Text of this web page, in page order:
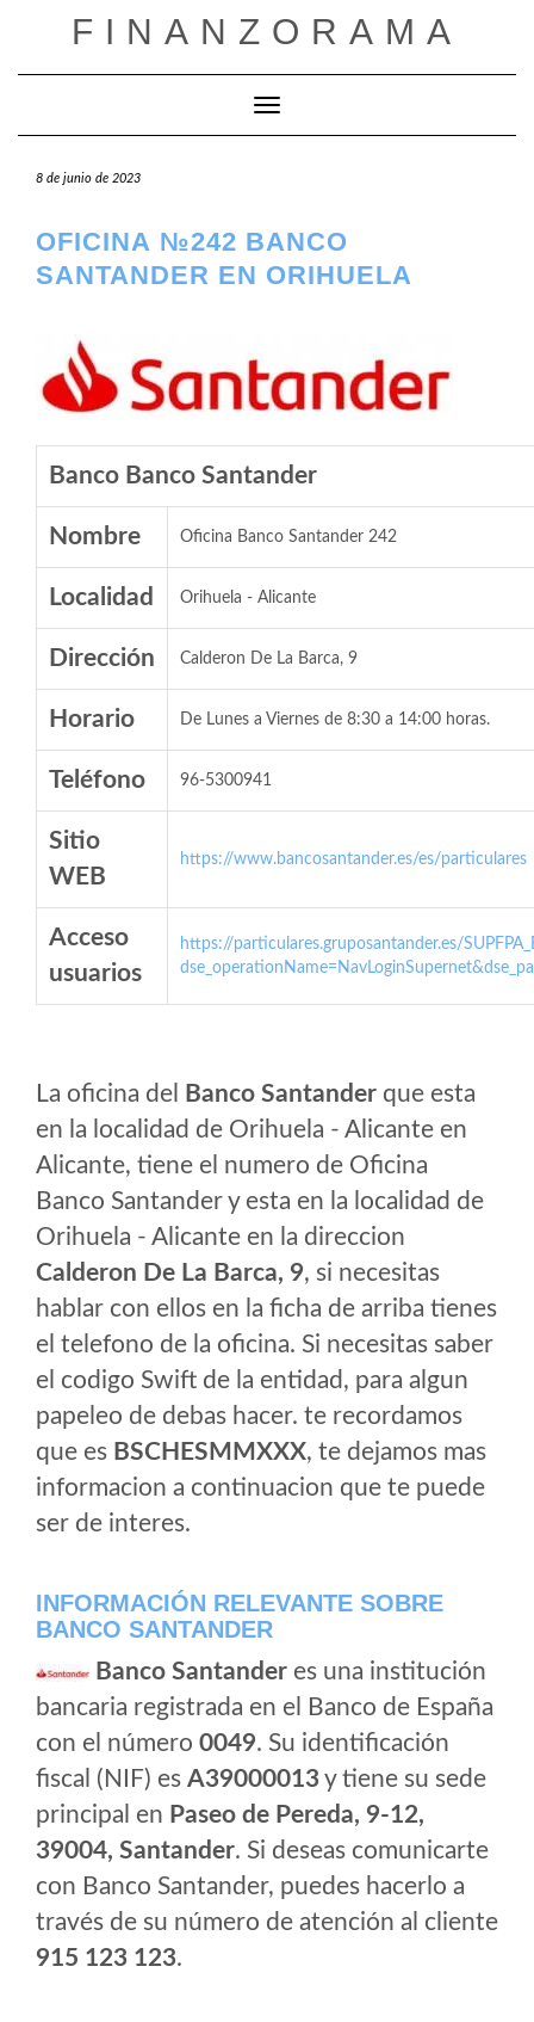
FINANZORAMA
Cambiar modo de navegación
8 de junio de 2023
OFICINA №242 BANCO
SANTANDER EN ORIHUELA
Banco Banco Santander
Nombre Oficina Banco Santander 242
Localidad Orihuela - Alicante
Dirección Calderon De La Barca, 9
Horario De Lunes a Viernes de 8:30 a 14:00 horas.
Teléfono 96-5300941
Sitio
WEB
https://www.bancosantander.es/es/particulares
Acceso
usuarios
https://particulares.gruposantander.es/
La oficina del Banco Santander que esta
en la localidad de Orihuela - Alicante en
Alicante, tiene el numero de Oficina
Banco Santander y esta en la localidad de
Orihuela - Alicante en la direccion
Calderon De La Barca, 9, si necesitas
hablar con ellos en la ficha de arriba tienes
el telefono de la oficina. Si necesitas saber
el codigo Swift de la entidad, para algun
papeleo de debas hacer. te recordamos
que es BSCHESMMXXX, te dejamos mas
informacion a continuacion que te puede
ser de interes.
INFORMACIÓN RELEVANTE SOBRE
BANCO SANTANDER
Banco Santander es una institución
bancaria registrada en el Banco de España
con el número 0049. Su identificación
fiscal (NIF) es A39000013y tiene su sede
principal en Paseo de Pereda, 9-12,
39004, Santander. Si deseas comunicarte
con Banco Santander, puedes hacerlo a
través de su número de atención al cliente
915 123 123.